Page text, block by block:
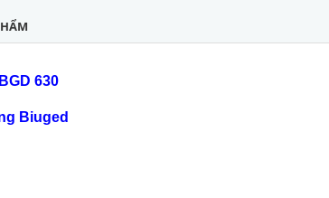
630
Biuged